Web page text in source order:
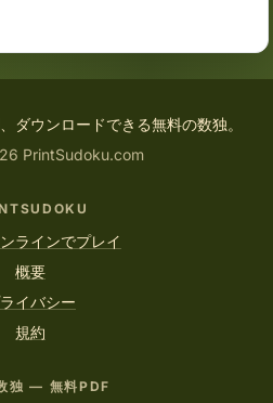
ダウンロードできる無料の数独。
PrintSudoku.com
ラインでプレイ
概要
イバシー
規約
独 — 無料PDF